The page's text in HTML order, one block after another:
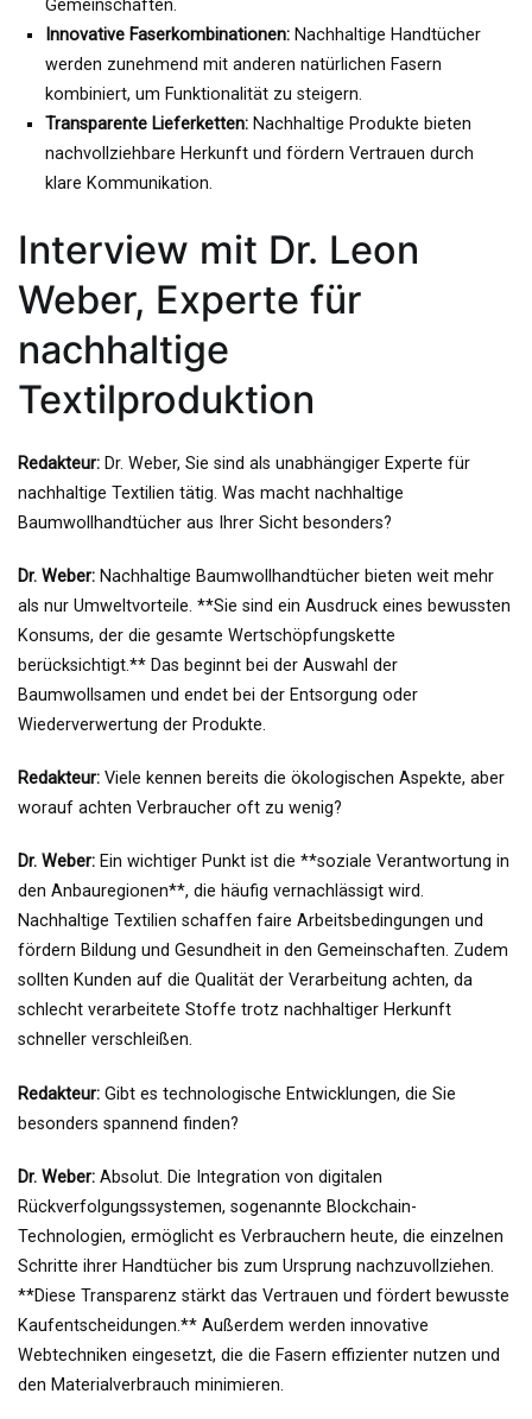
Gemeinschaften.
Innovative Faserkombinationen: Nachhaltige Handtücher
werden zunehmend mit anderen natürlichen Fasern
kombiniert, um Funktionalität zu steigern.
Transparente Lieferketten: Nachhaltige Produkte bieten
nachvollziehbare Herkunft und fördern Vertrauen durch
klare Kommunikation.
Interview mit Dr. Leon
Weber, Experte für
nachhaltige
Textilproduktion
Redakteur: Dr. Weber, Sie sind als unabhängiger Experte für
nachhaltige Textilien tätig. Was macht nachhaltige
Baumwollhandtücher aus Ihrer Sicht besonders?
Dr. Weber: Nachhaltige Baumwollhandtücher bieten weit mehr
als nur Umweltvorteile. **Sie sind ein Ausdruck eines bewussten
Konsums, der die gesamte Wertschöpfungskette
berücksichtigt.** Das beginnt bei der Auswahl der
Baumwollsamen und endet bei der Entsorgung oder
Wiederverwertung der Produkte.
Redakteur: Viele kennen bereits die ökologischen Aspekte, aber
worauf achten Verbraucher oft zu wenig?
Dr. Weber: Ein wichtiger Punkt ist die **soziale Verantwortung in
den Anbauregionen**, die häufig vernachlässigt wird.
Nachhaltige Textilien schaffen faire Arbeitsbedingungen und
fördern Bildung und Gesundheit in den Gemeinschaften. Zudem
sollten Kunden auf die Qualität der Verarbeitung achten, da
schlecht verarbeitete Stoffe trotz nachhaltiger Herkunft
schneller verschleißen.
Redakteur: Gibt es technologische Entwicklungen, die Sie
besonders spannend finden?
Dr. Weber: Absolut. Die Integration von digitalen
Rückverfolgungssystemen, sogenannte Blockchain-
Technologien, ermöglicht es Verbrauchern heute, die einzelnen
Schritte ihrer Handtücher bis zum Ursprung nachzuvollziehen.
**Diese Transparenz stärkt das Vertrauen und fördert bewusste
Kaufentscheidungen.** Außerdem werden innovative
Webtechniken eingesetzt, die die Fasern effizienter nutzen und
den Materialverbrauch minimieren.